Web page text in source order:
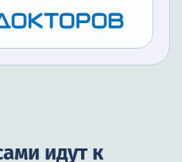
идут к